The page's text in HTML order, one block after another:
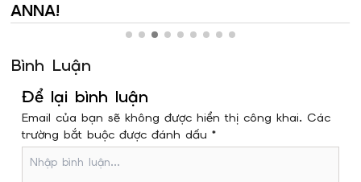
ANNA!
Bình Luận
Để lại bình luận
Email của bạn sẽ không được hiển thị công khai. Các
trường bắt buộc được đánh dấu *